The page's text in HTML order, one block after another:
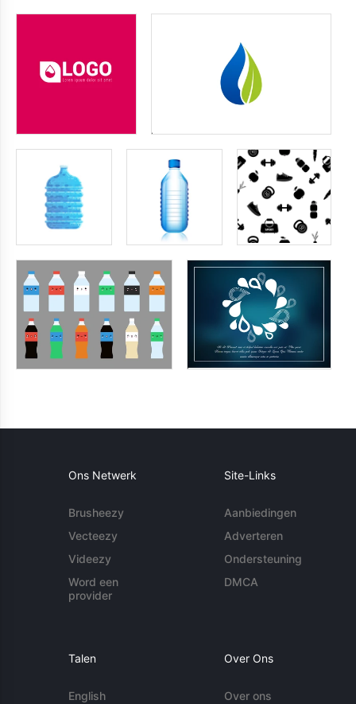
Ons Netwerk
Brusheezy
Vecteezy
Videezy
Word een
provider
Site-Links
Aanbiedingen
Adverteren
Ondersteuning
DMCA
Talen
English
Over Ons
Over ons